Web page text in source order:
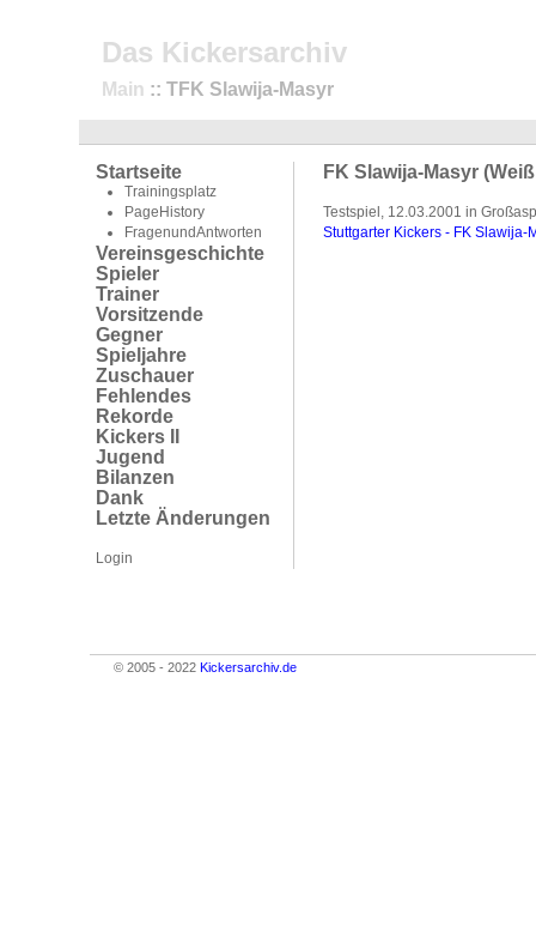
Das Kickersarchiv
Main :: TFK Slawija-Masyr
Startseite
Trainingsplatz
PageHistory
FragenundAntworten
Vereinsgeschichte
Spieler
Trainer
Vorsitzende
Gegner
Spieljahre
Zuschauer
Fehlendes
Rekorde
Kickers II
Jugend
Bilanzen
Dank
Letzte Änderungen
Login
FK Slawija-Masyr
Testspiel, 12.03.2001 in
Stuttgarter Kickers - FK Slawija-
© 2005 - 2022 Kickersarchiv.de